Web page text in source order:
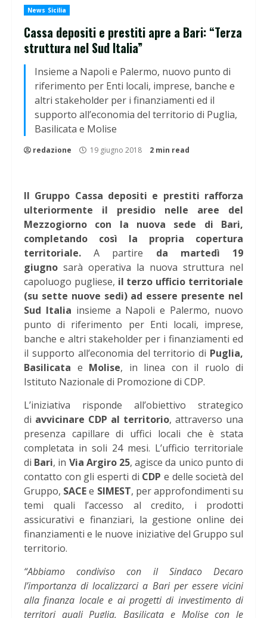
News Sicilia
Cassa depositi e prestiti apre a Bari: “Terza
struttura nel Sud Italia”
Insieme a Napoli e Palermo, nuovo punto di
riferimento per Enti locali, imprese, banche e
altri stakeholder per i finanziamenti ed il
supporto all’economia del territorio di Puglia,
Basilicata e Molise
redazione 19 giugno 2018 2 min read
Il Gruppo Cassa depositi e prestiti rafforza
ulteriormente il presidio nelle aree del
Mezzogiorno con la nuova sede di Bari,
completando così la propria copertura
territoriale. A partire da martedì 19
giugno sarà operativa la nuova struttura nel
capoluogo pugliese, il terzo ufficio territoriale
(su sette nuove sedi) ad essere presente nel
Sud Italia insieme a Napoli e Palermo, nuovo
punto di riferimento per Enti locali, imprese,
banche e altri stakeholder per i finanziamenti ed
il supporto all’economia del territorio di Puglia,
Basilicata e Molise, in linea con il ruolo di
Istituto Nazionale di Promozione di CDP.
L’iniziativa risponde all’obiettivo strategico
di avvicinare CDP al territorio, attraverso una
presenza capillare di uffici locali che è stata
completata in soli 24 mesi. L’ufficio territoriale
di Bari, in Via Argiro 25, agisce da unico punto di
contatto con gli esperti di CDPe delle società del
Gruppo, SACEe SIMEST, per approfondimenti su
temi quali l’accesso al credito, i prodotti
assicurativi e finanziari, la gestione online dei
finanziamenti e le nuove iniziative del Gruppo sul
territorio.
“Abbiamo condiviso con il Sindaco Decaro
l’importanza di localizzarci a Bari per essere vicini
alla finanza locale e ai progetti di investimento di
territori quali Puglia, Basilicata e Molise con le